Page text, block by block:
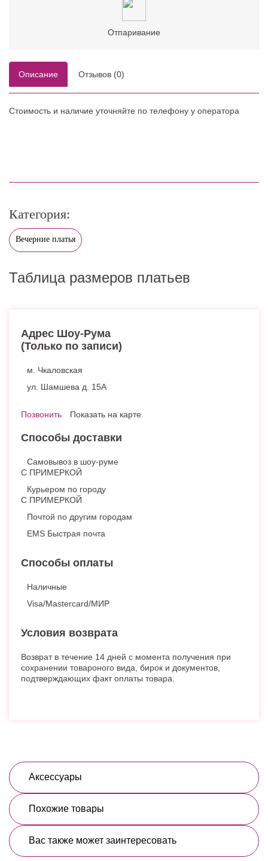
Отпаривание
Описание Отзывов (0)
Стоимость и наличие уточняйте по телефону у оператора
Категория:
Вечерние платья
Таблица размеров платьев
Адрес Шоу-Рума
(Только по записи)
м. Чкаловская
ул. Шамшева д. 15А
Позвонить Показать на карте
Способы доставки
Самовывоз в шоу-руме
С ПРИМЕРКОЙ
Курьером по городу
С ПРИМЕРКОЙ
Почтой по другим городам
EMS Быстрая почта
Способы оплаты
Наличные
Visa/Mastercard/МИР
Условия возврата
Возврат в течение 14 дней с момента получения при
сохранении товароного вида, бирок и документов,
подтверждающих факт оплаты товара.
Аксессуары
Похожие товары
Вас также может заинтересовать